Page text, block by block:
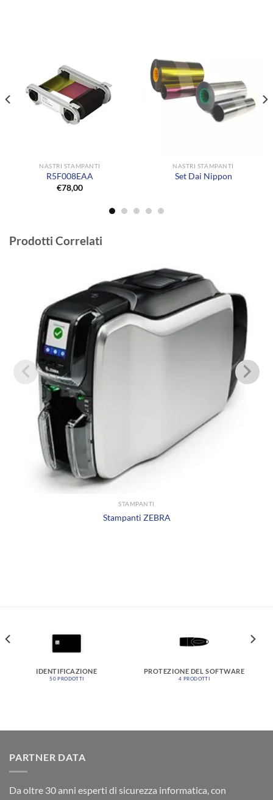
NASTRI STAMPANTI
R5F008EAA
€78,00
NASTRI STAMPANTI
Set Dai Nippon
Prodotti Correlati
STAMPANTI
Stampanti ZEBRA
IDENTIFICAZIONE
50 PRODOTTI
PROTEZIONE DEL SOFTWARE
4 PRODOTTI
PARTNER DATA
Da oltre 30 anni esperti di sicurezza informatica, con